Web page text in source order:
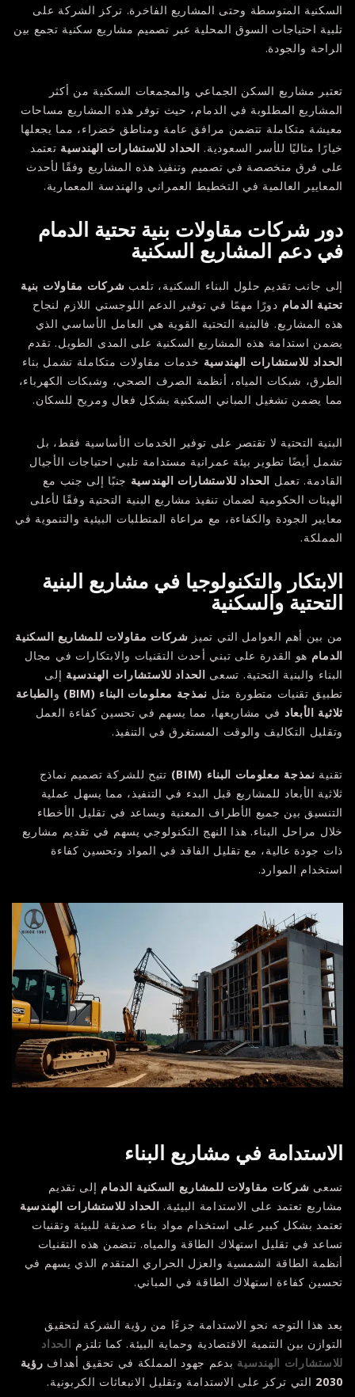
السكنية المتوسطة وحتى المشاريع الفاخرة. تركز الشركة على
تلبية احتياجات السوق المحلية عبر تصميم مشاريع سكنية تجمع بين
الراحة والجودة.
تعتبر مشاريع السكن الجماعي والمجمعات السكنية من أكثر
المشاريع المطلوبة في الدمام، حيث توفر هذه المشاريع مساحات
معيشة متكاملة تتضمن مرافق عامة ومناطق خضراء، مما يجعلها
خيارًا مثاليًا للأسر السعودية. الحداد للاستشارات الهندسية تعتمد
على فرق متخصصة في تصميم وتنفيذ هذه المشاريع وفقًا لأحدث
المعايير العالمية في التخطيط العمراني والهندسة المعمارية.
دور شركات مقاولات بنية تحتية الدمام
في دعم المشاريع السكنية
إلى جانب تقديم حلول البناء السكنية، تلعب شركات مقاولات بنية
تحتية الدمام دورًا مهمًا في توفير الدعم اللوجستي اللازم لنجاح
هذه المشاريع. فالبنية التحتية القوية هي العامل الأساسي الذي
يضمن استدامة هذه المشاريع السكنية على المدى الطويل. تقدم
الحداد للاستشارات الهندسية خدمات مقاولات متكاملة تشمل بناء
الطرق، شبكات المياه، أنظمة الصرف الصحي، وشبكات الكهرباء،
مما يضمن تشغيل المباني السكنية بشكل فعال ومريح للسكان.
البنية التحتية لا تقتصر على توفير الخدمات الأساسية فقط، بل
تشمل أيضًا تطوير بيئة عمرانية مستدامة تلبي احتياجات الأجيال
القادمة. تعمل الحداد للاستشارات الهندسية جنبًا إلى جنب مع
الهيئات الحكومية لضمان تنفيذ مشاريع البنية التحتية وفقًا لأعلى
معايير الجودة والكفاءة، مع مراعاة المتطلبات البيئية والتنموية في
المملكة.
الابتكار والتكنولوجيا في مشاريع البنية
التحتية والسكنية
من بين أهم العوامل التي تميز شركات مقاولات للمشاريع السكنية
الدمام هو القدرة على تبني أحدث التقنيات والابتكارات في مجال
البناء والبنية التحتية. تسعى الحداد للاستشارات الهندسية إلى
تطبيق تقنيات متطورة مثل نمذجة معلومات البناء (BIM) والطباعة
ثلاثية الأبعاد في مشاريعها، مما يسهم في تحسين كفاءة العمل
وتقليل التكاليف والوقت المستغرق في التنفيذ.
تقنية نمذجة معلومات البناء (BIM)
تتيح للشركة تصميم نماذج
ثلاثية الأبعاد للمشاريع قبل البدء في التنفيذ، مما يسهل عملية
التنسيق بين جميع الأطراف المعنية ويساعد في تقليل الأخطاء
خلال مراحل البناء. هذا النهج التكنولوجي يسهم في تقديم مشاريع
ذات جودة عالية، مع تقليل الفاقد في المواد وتحسين كفاءة
استخدام الموارد.
الاستدامة في مشاريع البناء
تسعى شركات مقاولات للمشاريع السكنية الدمام إلى تقديم
مشاريع تعتمد على الاستدامة البيئية. الحداد للاستشارات الهندسية
تعتمد بشكل كبير على استخدام مواد بناء صديقة للبيئة وتقنيات
تساعد في تقليل استهلاك الطاقة والمياه. تتضمن هذه التقنيات
أنظمة الطاقة الشمسية والعزل الحراري المتقدم الذي يسهم في
تحسين كفاءة استهلاك الطاقة في المباني.
يعد هذا التوجه نحو الاستدامة جزءًا من رؤية الشركة لتحقيق
التوازن بين التنمية الاقتصادية وحماية البيئة. كما تلتزم الحداد
للاستشارات الهندسية بدعم جهود المملكة في تحقيق أهداف رؤية
2030 التي تركز على الاستدامة وتقليل الانبعاثات الكربونية.